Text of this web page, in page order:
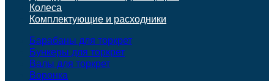
Колеса
Комплектующие и расходники
Барабаны для торкрет
Бункеры для торкрет
Валы для торкрет
Воронка